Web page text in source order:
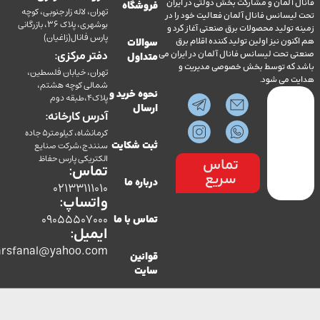
و مشارکت بخش دولتی در ایران
فانال آلمان فعالیت خود را در
محصولات برق صنعتی آغاز کرد و
نیز اولین تولید کننده اقلام برق
لیسانس فانال آلمان در ایران می
توسط بخش خصوصی مدیریت و
می شود.
تماس
سریع
فروشگاه
سوالات
متداول
نحوه خرید و
ثبت شکایت
درباره ما
تماس با ما
قوانین
تهران، لاله زار جنوبی، کوچه
بوشهری، پلاک 36، بازرگانی
پارس فانال(زاغیان)
دفتر مرکزی:
تهران، خیابان فلسطین،
شمالی کوچه هشتم،
پلاک4،طبقه دوم
آدرس کارخانه:
کرمانشاه، کیلومتر5 جاده
سنندج،شرکت صنایع
الکتریکی پارس حفاظ
تماس:
02133111010
واتساپ:
09055507000
ایمیل:
co.parsfanal@yahoo.com